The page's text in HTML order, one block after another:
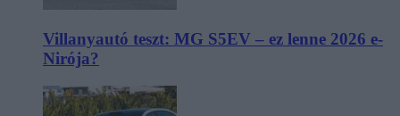
Villanyautó teszt: MG S5EV – ez lenne 2026 e-
Nirója?